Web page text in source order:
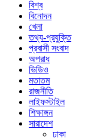
বিশ্ব
বিনোদন
খেলা
তথ্য-প্রযুক্তি
প্রবাসী সংবাদ
অপরাধ
ভিডিও
মতাতম
রাজনীতি
লাইফস্টাইল
শিক্ষাঙ্গন
সারাদেশ
ঢাকা